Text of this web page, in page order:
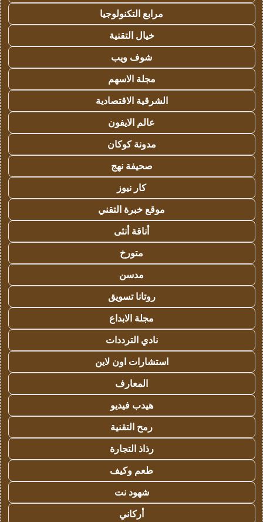
مرابع التكنولوجيا
خيال التقنية
شوف ويب
مجلة الاسهم
الشرقية الاقتصادية
عالم الايفون
مدونة كوكان
صحيفة نهج
كار نيوز
موقع خبرة التقني
أناقة أنثى
متورخ
مدسن
روتانا تسويق
مجلة الابداع
نادي الترددات
استشارات اون لاين
المعارف
هيدب فيديو
رمح التقنية
رذاذ التجارة
طعم وكيف
شهود نت
أركاني